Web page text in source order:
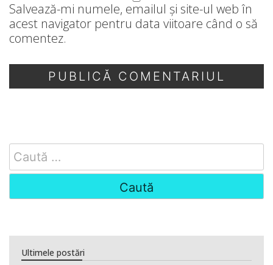
Salvează-mi numele, emailul și site-ul web în
acest navigator pentru data viitoare când o să
comentez.
Search
for:
Ultimele postări